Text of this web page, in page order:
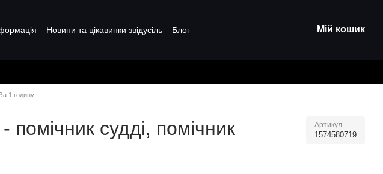
Новини та цікавинки звідусіль
Блог
Мій кошик
1 годину
судді, помічник
Артикул
1574580719